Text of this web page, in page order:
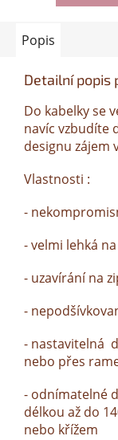
Popis
Detailní popis
Do kabelky se
navíc vzbudíte
designu zájem
Vlastnosti :
-
- velmi lehká
- uzavírání na
-
- nastavitelná
nebo přes
- odnímatelné
délkou až do
nebo křížem